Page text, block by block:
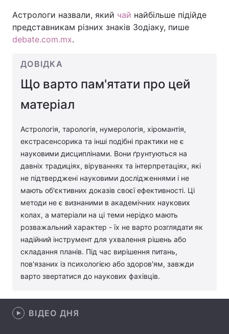
Головна Війна
Економіка
Спорт Наука
Техно і зв'язок
Інциденти
Здоров'я Туризм
Цікавинки Погода
Екологія Регіони
Лонгріди
Відео з Youtube Статті
Інтерв'ю Думки
Астрологи назвали, який чай найбільше підійде
представникам різних знаків Зодіаку, пише
debate.com.mx.
ДОВІДКА
Що варто пам'ятати про цей
матеріал
Астрологія, тарологія, нумерологія, хіромантія,
екстрасенсорика та інші подібні практики не є
науковими дисциплінами. Вони ґрунтуються на
давніх традиціях, віруваннях та інтерпретаціях, які
не підтверджені науковими дослідженнями і не
мають об'єктивних доказів своєї ефективності. Ці
методи не є визнаними в академічних наукових
колах, а матеріали на ці теми нерідко мають
розважальний характер - їх не варто розглядати як
надійний інструмент для ухвалення рішень або
складання планів. Під час вирішення питань,
пов'язаних із психологією або здоров'ям, завжди
варто звертатися до наукових фахівців.
ВІДЕО ДНЯ